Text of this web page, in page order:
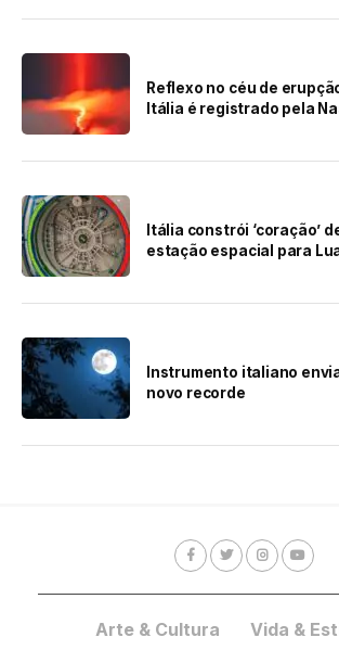
Reflexo no céu de
Itália é registrado pela
Itália constrói ‘coração’
estação espacial para
Instrumento italiano
novo recorde
Arte & Cultura
Vida &